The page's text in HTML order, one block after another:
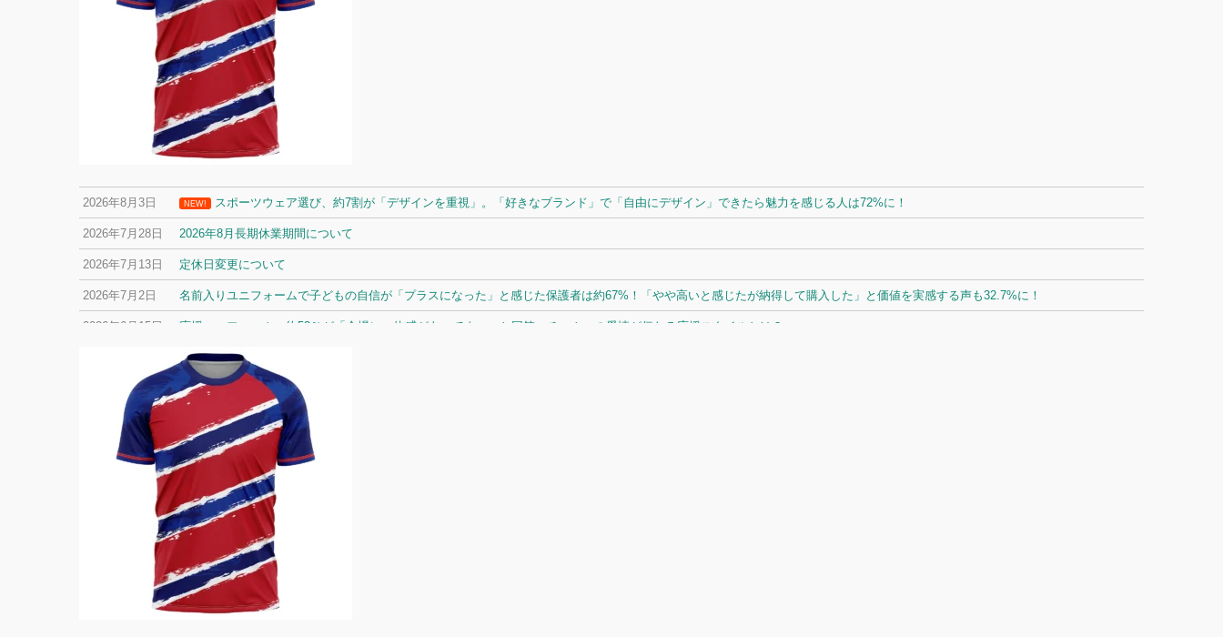
2026年8月3日 NEW! スポーツウェア選び、約7割が「デザインを重視」。「好きなブランド」で「自由にデザイン」できたら魅力を感じる人は72%に！
2026年7月28日 2026年8月長期休業期間について
2026年7月13日 定休日変更について
2026年7月2日 名前入りユニフォームで子どもの自信が「プラスになった」と感じた保護者は約67%！「やや高いと感じたが納得して購入した」と価値を実感する声も32.7%に！
2026年6月15日 応援ユニフォーム、約53％が「会場に一体感があってよい」と回答。チームへの愛情が伝わる応援スタイルとは？